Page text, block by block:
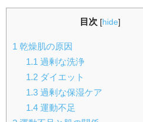
目次 [hide]
1 乾燥肌の原因
1.1 過剰な洗浄
1.2ダイエット
1.3過剰な保湿ケア
1.4運動不足